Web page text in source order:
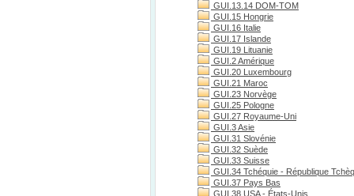
GUI.13.14 DOM-TOM
GUI.15 Hongrie
GUI.16 Italie
GUI.17 Islande
GUI.19 Lituanie
GUI.2 Amérique
GUI.20 Luxembourg
GUI.21 Maroc
GUI.23 Norvège
GUI.25 Pologne
GUI.27 Royaume-Uni
GUI.3 Asie
GUI.31 Slovénie
GUI.32 Suède
GUI.33 Suisse
GUI.34 Tchéquie - République
GUI.37 Pays Bas
GUI.38 USA - États-Unis